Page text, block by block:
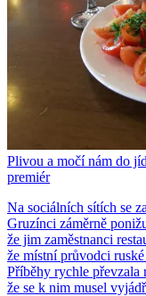
Plivou a močí nám do
premiér
Na sociálních sítích se
Gruzínci záměrně
že jim zaměstnanci
že místní průvodci
Příběhy rychle převzala
že se k nim musel